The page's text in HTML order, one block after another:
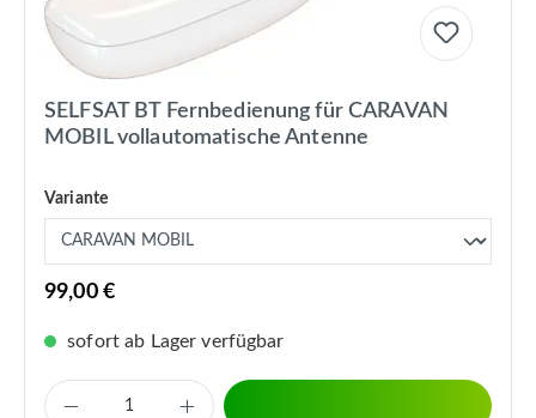
SELFSAT BT Fernbedienung für CARAVAN
MOBIL vollautomatische Antenne
Variante
99,00 €
sofort ab Lager verfügbar